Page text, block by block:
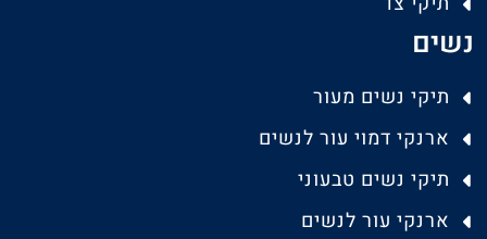
נשים
תיקי נשים מעור
ארנקי דמוי עור לנשים
תיקי נשים טבעוני
ארנקי עור לנשים